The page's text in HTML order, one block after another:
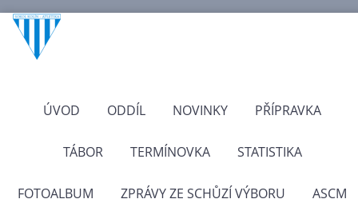
ÚVOD ODDÍL NOVINKY PŘÍPRAVKA
TÁBOR TERMÍNOVKA STATISTIKA
FOTOALBUM ZPRÁVY ZE SCHŮZÍ VÝBORU ASCM